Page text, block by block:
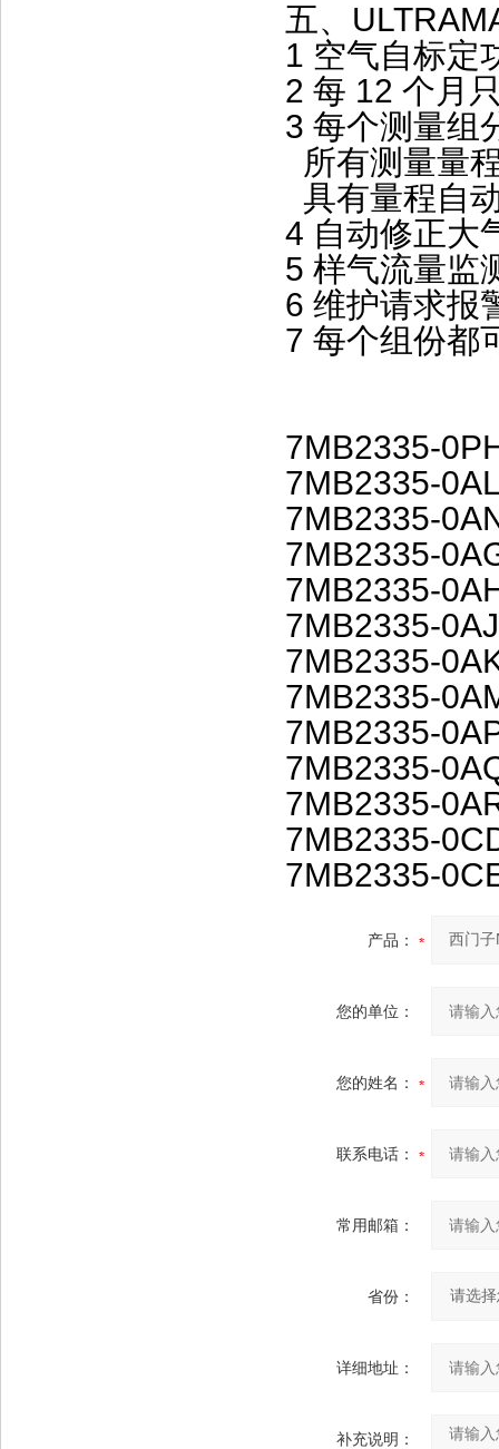
五、
1 空气自标定
2 每 12 个月
3 每个测量组
所有测量量
具有量程自
4 自动修正大
5 样气流量监
6 维护请求报
7 每个组份都
7MB2335-
7MB2335-
7MB2335-
7MB2335-
7MB2335-
7MB2335-
7MB2335-
7MB2335-
7MB2335-
7MB2335-
7MB2335-
7MB2335-
7MB2335-
产品：
您的单位：
您的姓名：
联系电话：
常用邮箱：
省份：
详细地址：
补充说明：